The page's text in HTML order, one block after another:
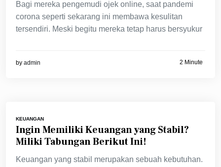
Bagi mereka pengemudi ojek online, saat pandemi
corona seperti sekarang ini membawa kesulitan
tersendiri. Meski begitu mereka tetap harus bersyukur
by admin 2 Minute
KEUANGAN
Ingin Memiliki Keuangan yang Stabil?
Miliki Tabungan Berikut Ini!
Keuangan yang stabil merupakan sebuah kebutuhan.